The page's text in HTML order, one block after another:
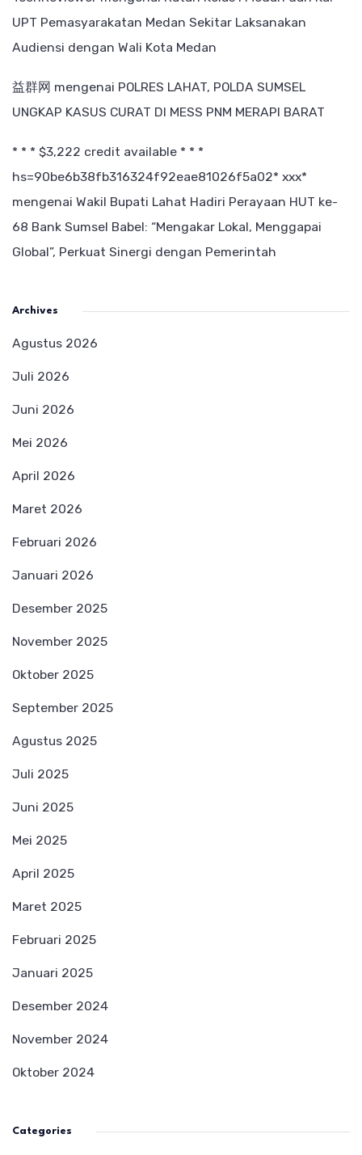
UPT Pemasyarakatan Medan Sekitar Laksanakan
Audiensi dengan Wali Kota Medan
益群网 mengenai POLRES LAHAT, POLDA SUMSEL
UNGKAP KASUS CURAT DI MESS PNM MERAPI BARAT
* * * $3,222 credit available * * *
hs=90be6b38fb316324f92eae81026f5a02* ххх*
mengenai Wakil Bupati Lahat Hadiri Perayaan HUT ke-
68 Bank Sumsel Babel: “Mengakar Lokal, Menggapai
Global”, Perkuat Sinergi dengan Pemerintah
Archives
Agustus 2026
Juli 2026
Juni 2026
Mei 2026
April 2026
Maret 2026
Februari 2026
Januari 2026
Desember 2025
November 2025
Oktober 2025
September 2025
Agustus 2025
Juli 2025
Juni 2025
Mei 2025
April 2025
Maret 2025
Februari 2025
Januari 2025
Desember 2024
November 2024
Oktober 2024
Categories